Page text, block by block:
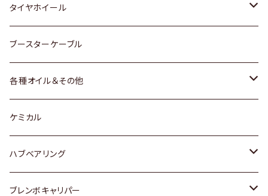
スバル
レクサス
三菱
スバル
ダイハツ
マツダ
三菱
スバル
ダイハツ
スバル
日産
ダイハツ
マツダ
日産
ダイハツ
マツダ
スバル
マツダ
タイヤホイール
トヨタ
ホンダ
スズキ
日産
ダイハツ
ブースターケーブル
各種オイル＆その他
ディーデル洗浄添加剤
ケミカル
ハブベアリング
トヨタ
ブレンボキャリパー